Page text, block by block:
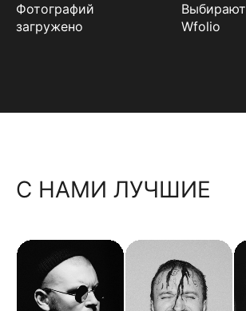
Фотографий
загружено
Выбирают
Wfolio
С НАМИ ЛУЧШИЕ